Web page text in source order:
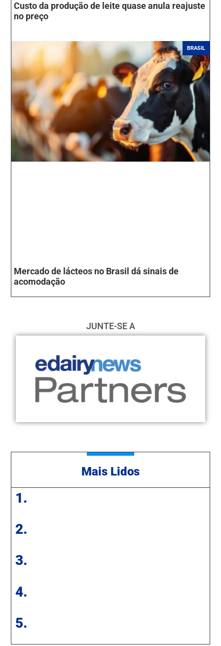
Custo da produção de leite quase anula reajuste
no preço
BRASIL
Mercado de lácteos no Brasil dá sinais de
acomodação
JUNTE-SE A
Mais Lidos
1.
2.
3.
4.
5.